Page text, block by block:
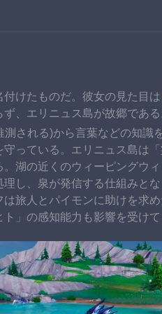
けたものだ。彼女の見た目は
、エリニュス島が故郷であ
測される)から言葉などの知識
っている。エリニュス島は
湖の近くのウィーピングウ
し、泉が発信する仕組みと
旅人とパイモンに助けを求
」の感知能力も影響を受けて